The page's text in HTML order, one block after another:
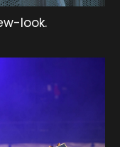
look.